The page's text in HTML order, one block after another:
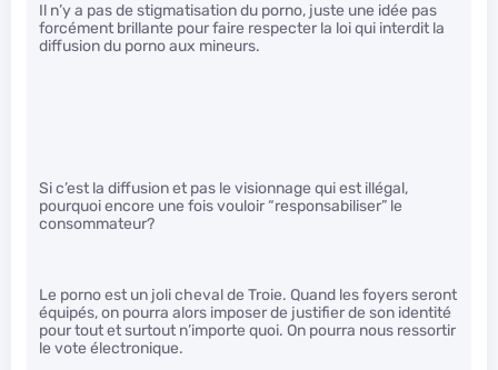
Il n’y a pas de stigmatisation du porno, juste une idée pas
forcément brillante pour faire respecter la loi qui interdit la
diffusion du porno aux mineurs.
Si c’est la diffusion et pas le visionnage qui est illégal,
pourquoi encore une fois vouloir “responsabiliser” le
consommateur?
Le porno est un joli cheval de Troie. Quand les foyers seront
équipés, on pourra alors imposer de justifier de son identité
pour tout et surtout n’importe quoi. On pourra nous ressortir
le vote électronique.